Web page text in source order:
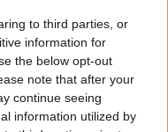
to third parties, or
information for
the below opt-out
note that after your
continue seeing
information utilized by
Presenze a